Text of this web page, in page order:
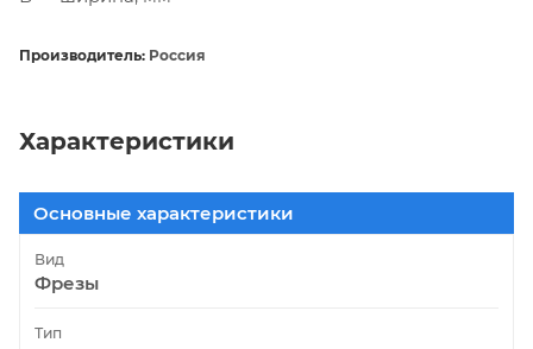
Производитель: Россия
Характеристики
Основные характеристики
Вид
Фрезы
Тип